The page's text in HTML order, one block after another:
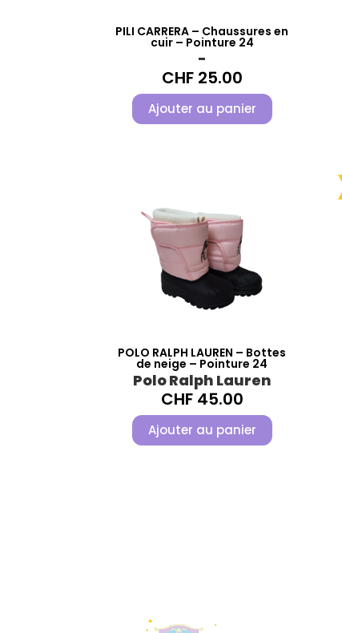
PILI CARRERA – Chaussures en
cuir – Pointure 24
-
CHF25.00
Ajouter au panier
POLO RALPH LAUREN – Bottes
de neige – Pointure 24
Polo Ralph Lauren
CHF45.00
Ajouter au panier